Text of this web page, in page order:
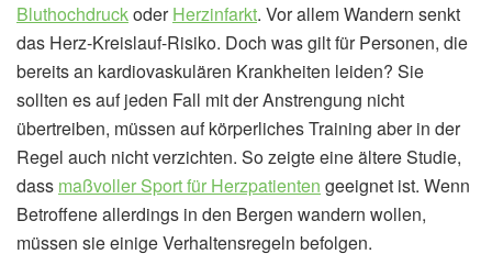
BluthochdruckoderHerzinfarkt. Vor allem Wandern senkt
das Herz-Kreislauf-Risiko. Doch was gilt für Personen, die
bereits an kardiovaskulären Krankheiten leiden? Sie
sollten es auf jeden Fall mit der Anstrengung nicht
übertreiben, müssen auf körperliches Training aber in der
Regel auch nicht verzichten. So zeigte eine ältere Studie,
dass maßvoller Sport für Herzpatienten geeignet ist. Wenn
Betroffene allerdings in den Bergen wandern wollen,
müssen sie einige Verhaltensregeln befolgen.